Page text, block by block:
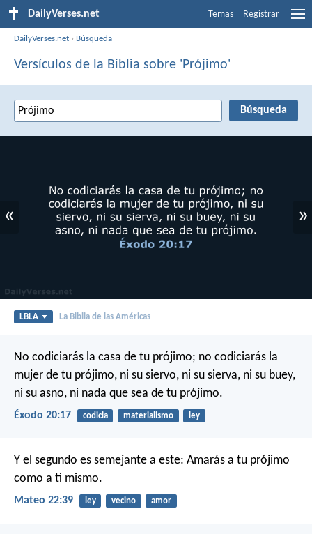
DailyVerses.net Temas Registrar
DailyVerses.net › Búsqueda
Versículos de la Biblia sobre 'Prójimo'
« »
LBLA La Biblia de las Américas
No codiciarás la casa de tu prójimo; no codiciarás la
mujer de tu prójimo, ni su siervo, ni su sierva, ni su buey,
ni su asno, ni nada que sea de tu prójimo.
Éxodo 20:17 codicia materialismo ley
Y el segundo es semejante a este: Amarás a tu prójimo
como a ti mismo.
Mateo 22:39 ley vecino amor